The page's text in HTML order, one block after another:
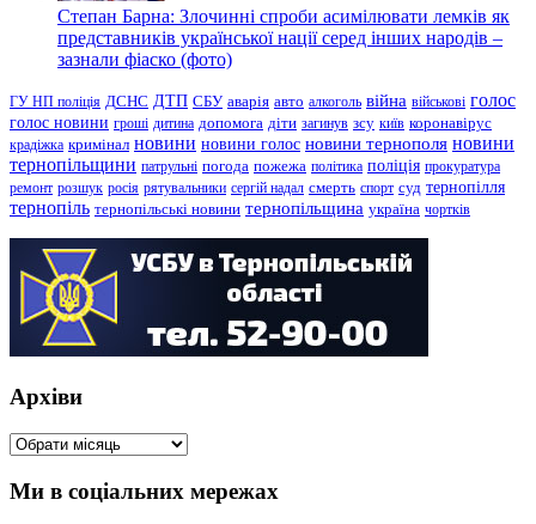
Степан Барна: Злочинні спроби асимілювати лемків як
представників української нації серед інших народів –
зазнали фіаско (фото)
ГУ НП поліція ДСНС ДТП СБУ аварія авто алкоголь війна військові голос
голос новини гроші дитина допомога діти загинув зсу київ коронавірус
крадіжка кримінал новини новини голос новини тернополя новини
тернопільщини патрульні погода пожежа політика поліція прокуратура
ремонт розшук росія рятувальники сергій надал смерть спорт суд тернопілля
тернопіль тернопільські новини тернопільщина україна чортків
Архіви
Архіви
Ми в соціальних мережах